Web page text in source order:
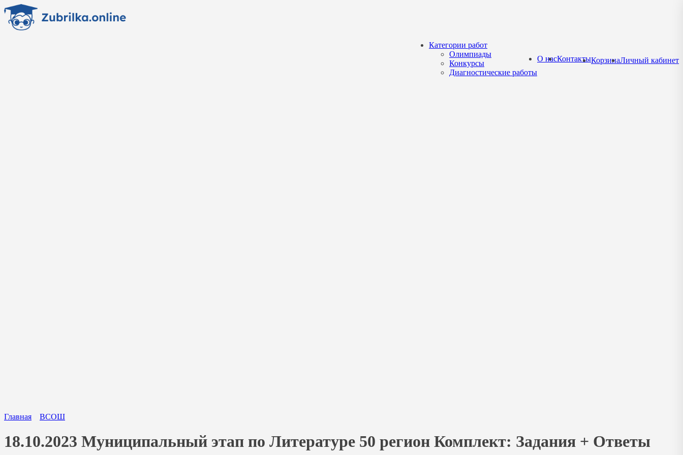
Перейти
содержанию
Категории работ
Олимпиады
Конкурсы
Диагностические работы
О насКонтактыКорзинаЛичный кабинет
Главная ВСОШ
18.10.2023 Муниципальный этап по Литературе 50 регион Комплект: Задания + Ответы